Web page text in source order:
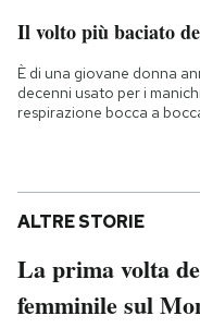
Il volto più baciato
È di una giovane donna
decenni usato per i
respirazione bocca a
ALTRE STORIE
La prima volta
femminile sul